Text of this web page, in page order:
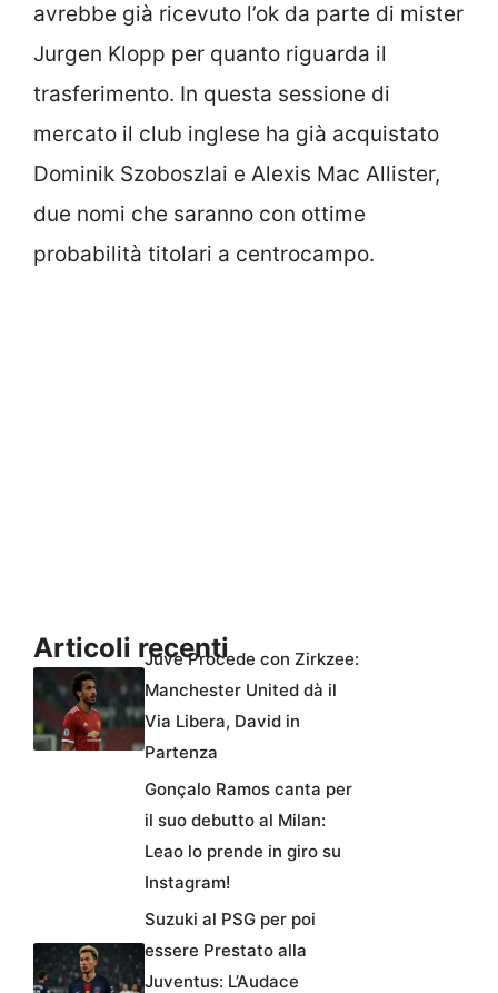
avrebbe già ricevuto l’ok da parte di mister
Jurgen Klopp per quanto riguarda il
trasferimento. In questa sessione di
mercato il club inglese ha già acquistato
Dominik Szoboszlai e Alexis Mac Allister,
due nomi che saranno con ottime
probabilità titolari a centrocampo.
Articoli recentiJuve Procede con Zirkzee:
Manchester United dà il
Via Libera, David in
Partenza
Gonçalo Ramos canta per
il suo debutto al Milan:
Leao lo prende in giro su
Instagram!
Suzuki al PSG per poi
essere Prestato alla
Juventus: L’Audace